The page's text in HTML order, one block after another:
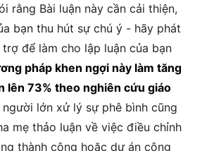
rằng Bài luận này cần cải thiện,
bạn thu hút sự chú ý - hãy phát
để làm cho lập luận của bạn
pháp khen ngợi này làm tăng
lên 73% theo nghiên cứu giáo
người lớn xử lý sự phê bình cũng
mẹ thảo luận về việc điều chỉnh
thành công hoặc dự án công